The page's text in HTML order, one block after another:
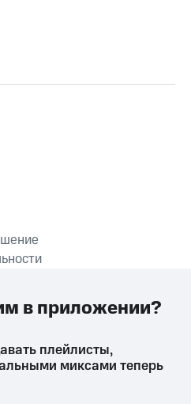
ПРИЛОЖЕНИЕ
плейлисты,
миксами теперь